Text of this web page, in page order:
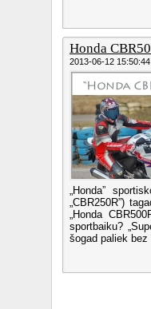
Honda
2013-06-12
„Honda”
„CBR250R”)
„Honda
sportbaiku?
šogad paliek